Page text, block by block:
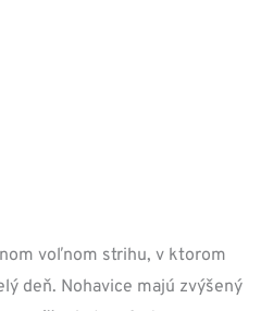
voľnom strihu, v ktorom
deň. Nohavice majú zvýšený